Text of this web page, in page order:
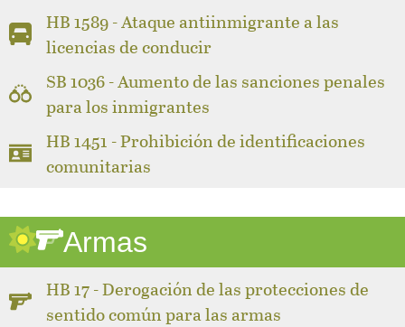
HB 1589 - Ataque antiinmigrante a las
licencias de conducir
SB 1036 - Aumento de las sanciones penales
para los inmigrantes
HB 1451 - Prohibición de identificaciones
comunitarias
Armas
HB 17 - Derogación de las protecciones de
sentido común para las armas